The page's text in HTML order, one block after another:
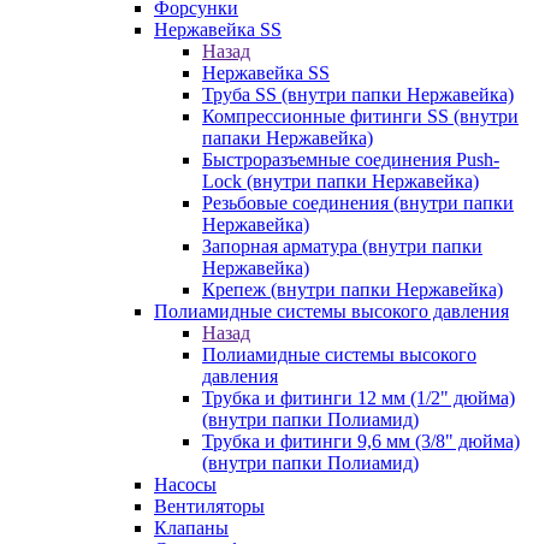
Форсунки
Нержавейка SS
Назад
Нержавейка SS
Труба SS (внутри папки Нержавейка)
Компрессионные фитинги SS (внутри
папаки Нержавейка)
Быстроразъемные соединения Push-
Lock (внутри папки Нержавейка)
Резьбовые соединения (внутри папки
Нержавейка)
Запорная арматура (внутри папки
Нержавейка)
Крепеж (внутри папки Нержавейка)
Полиамидные системы высокого давления
Назад
Полиамидные системы высокого
давления
Трубка и фитинги 12 мм (1/2" дюйма)
(внутри папки Полиамид)
Трубка и фитинги 9,6 мм (3/8" дюйма)
(внутри папки Полиамид)
Насосы
Вентиляторы
Клапаны